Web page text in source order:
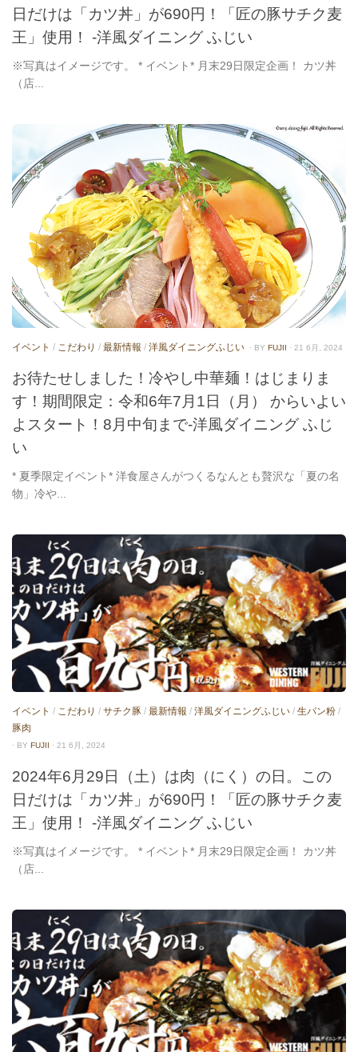
日だけは「カツ丼」が690円！「匠の豚サチク麦
王」使用！ -洋風ダイニング ふじい
※写真はイメージです。 * イベント* 月末29日限定企画！ カツ丼
（店...
イベント / こだわり / 最新情報 / 洋風ダイニングふじい · BY FUJII · 21 6月, 2024
お待たせしました！冷やし中華麺！はじまりま
す！期間限定：令和6年7月1日（月） からいよい
よスタート！8月中旬まで-洋風ダイニング ふじ
い
* 夏季限定イベント* 洋食屋さんがつくるなんとも贅沢な「夏の名
物」冷や...
イベント / こだわり / サチク豚 / 最新情報 / 洋風ダイニングふじい / 生パン粉 /
豚肉
· BY FUJII · 21 6月, 2024
2024年6月29日（土）は肉（にく）の日。この
日だけは「カツ丼」が690円！「匠の豚サチク麦
王」使用！ -洋風ダイニング ふじい
※写真はイメージです。 * イベント* 月末29日限定企画！ カツ丼
（店...